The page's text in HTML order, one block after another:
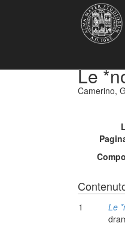
Le
Camerino,
1
Le